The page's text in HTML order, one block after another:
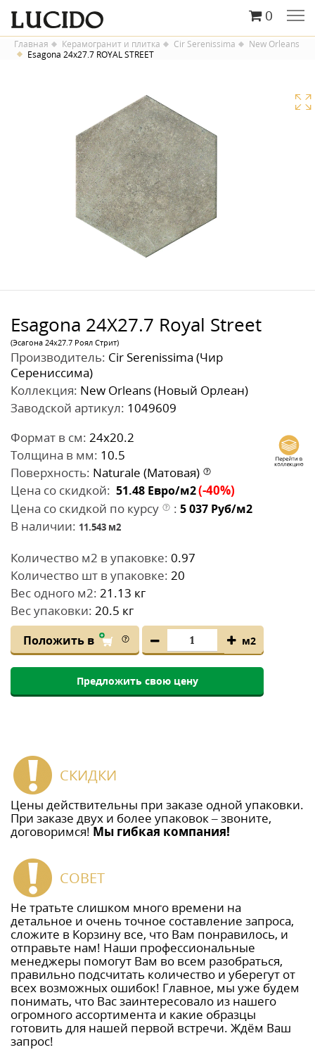
0
Главная Керамогранит и плитка Cir Serenissima
New Orleans
Esagona 24х27.7 ROYAL STREET
Esagona 24Х27.7 Royal Street
(Эсагона 24x27.7 Роял Стрит)
Производитель: Cir Serenissima (Чир
Серениссима)
Коллекция: New Orleans (Новый Орлеан)
Заводской артикул: 1049609
Формат в см: 24x20.2
Толщина в мм: 10.5
Поверхность: Naturale (Матовая)
Цена со скидкой: 51.48 Евро/м2(-40%)
Цена со скидкой по курсу
: 5 037 Руб/м2
В наличии: 11.543 м2
Количество м2 в упаковке: 0.97
Количество шт в упаковке: 20
Вес одного м2: 21.13 кг
Вес упаковки: 20.5 кг
Положить в м2
Предложить свою цену
СКИДКИ
Цены действительны при заказе одной упаковки.
При заказе двух и более упаковок – звоните,
договоримся! Мы гибкая компания!
СОВЕТ
Не тратьте слишком много времени на
детальное и очень точное составление запроса,
сложите в Корзину все, что Вам понравилось, и
отправьте нам! Наши профессиональные
менеджеры помогут Вам во всем разобраться,
правильно подсчитать количество и уберегут от
всех возможных ошибок! Главное, мы уже будем
понимать, что Вас заинтересовало из нашего
огромного ассортимента и какие образцы
готовить для нашей первой встречи. Ждём Ваш
запрос!